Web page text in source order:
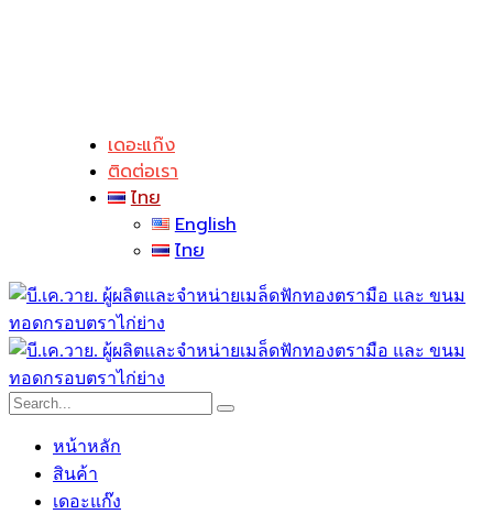
เดอะแก๊ง
ติดต่อเรา
ไทย
English
ไทย
หน้าหลัก
สินค้า
เดอะแก๊ง